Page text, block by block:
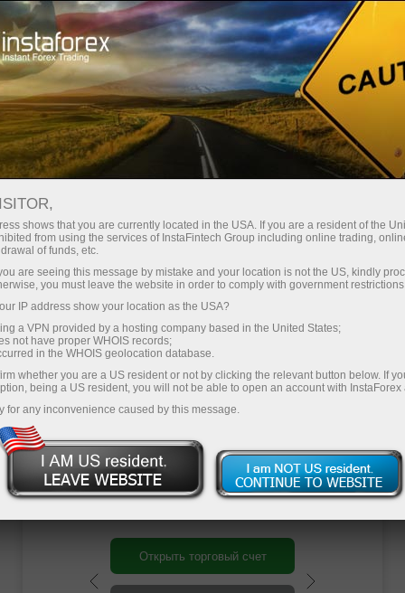
Промоакции Конкурсы Лаки Трейдер
Лаки Трейдер
Участники конкурса совершают торговые
операции на демосчете. Победителями
конкурса Лаки Трейдер объявляются
участники, набравшие наибольший рейтинг,
который высчитывается посредством
суммирования прибыли по всем
положительным сделкам и вычитания всех
отрицательных.
Участвовать
Открыть торговый счет
shows that you are currently located in the USA. If you are a resident of the
from using the services of InstaFintech Group including online trading,
of funds, etc.
are seeing this message by mistake and your location is not the US, kindly
you must leave the website in order to comply with government
IP address show your location as the USA?
a VPN provided by a hosting company based in the United States;
not have proper WHOIS records;
in the WHOIS geolocation database.
whether you are a US resident or not by clicking the relevant button below. If
being a US resident, you will not be able to open an account with InstaForex
for any inconvenience caused by this message.